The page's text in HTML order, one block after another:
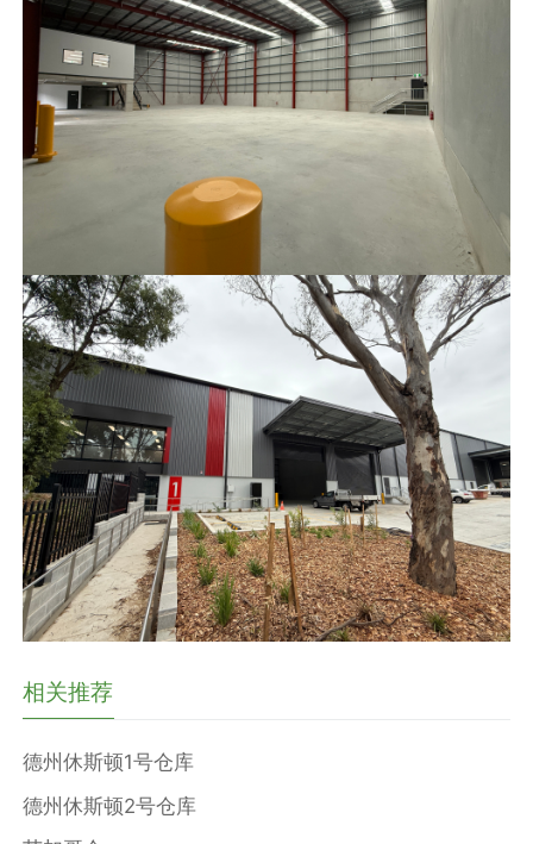
相关推荐
德州休斯顿1号仓库
德州休斯顿2号仓库